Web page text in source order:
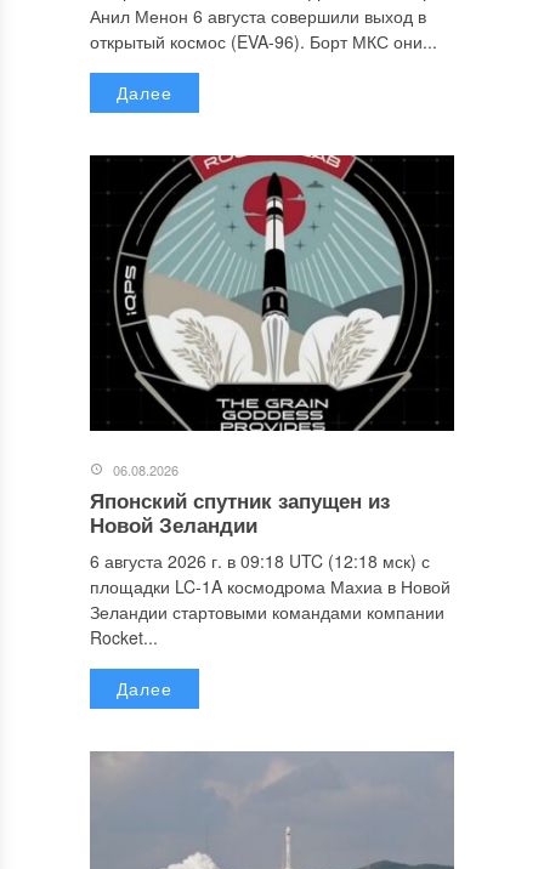
Анил Менон 6 августа совершили выход в
открытый космос (EVA-96). Борт МКС они...
Далее
06.08.2026
Японский спутник запущен из
Новой Зеландии
6 августа 2026 г. в 09:18 UTC (12:18 мск) с
площадки LC-1A космодрома Махиа в Новой
Зеландии стартовыми командами компании
Rocket...
Далее